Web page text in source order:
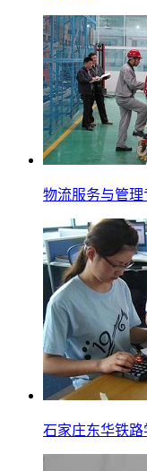
物流服务与管理
石家庄东华铁